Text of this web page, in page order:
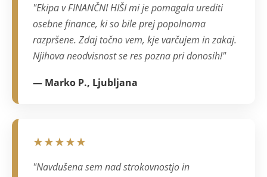
"Ekipa v FINANČNI HIŠI mi je pomagala urediti
osebne finance, ki so bile prej popolnoma
razpršene. Zdaj točno vem, kje varčujem in zakaj.
Njihova neodvisnost se res pozna pri donosih!"
— Marko P., Ljubljana
★★★★★
"Navdušena sem nad strokovnostjo in